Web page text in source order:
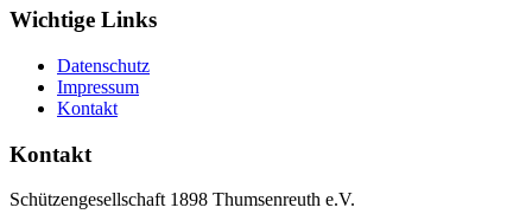
Wichtige Links
Datenschutz
Impressum
Kontakt
Kontakt
Schützengesellschaft 1898 Thumsenreuth e.V.